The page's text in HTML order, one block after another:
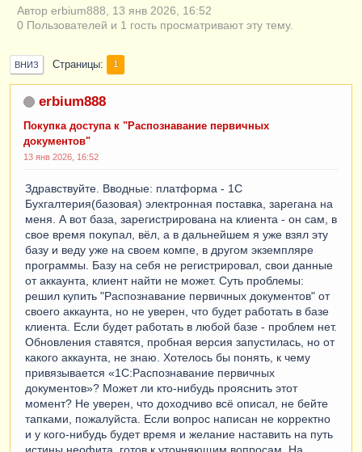
Автор erbium888, 13 янв 2026, 16:52
0 Пользователей и 1 гость просматривают эту тему.
ВНИЗ Страницы 1
erbium888
Покупка доступа к "Распознавание первичных
документов"
13 янв 2026, 16:52
Здравствуйте. Вводные: платформа - 1С
Бухгалтерия(базовая) электронная поставка, зарегана на
меня. А вот база, зарегистрирована на клиента - он сам, в
свое время покупал, вёл, а в дальнейшем я уже взял эту
базу и веду уже на своем компе, в другом экземпляре
программы. Базу на себя не регистрировал, свои данные
от аккаунта, клиент найти не может. Суть проблемы:
решил купить "Распознавание первичных документов" от
своего аккаунта, но не уверен, что будет работать в базе
клиента. Если будет работать в любой базе - проблем нет.
Обновления ставятся, пробная версия запустилась, но от
какого аккаунта, не знаю. Хотелось бы понять, к чему
привязывается «1С:Распознавание первичных
документов»? Может ли кто-нибудь прояснить этот
момент? Не уверен, что доходчиво всё описал, не бейте
тапками, пожалуйста. Если вопрос написан не корректно
и у кого-нибудь будет время и желание наставить на путь